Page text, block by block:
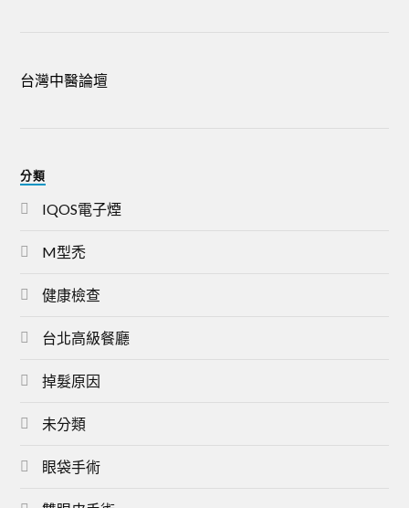
台灣中醫論壇
分類
IQOS電子煙
M型禿
健康檢查
台北高級餐廳
掉髮原因
未分類
眼袋手術